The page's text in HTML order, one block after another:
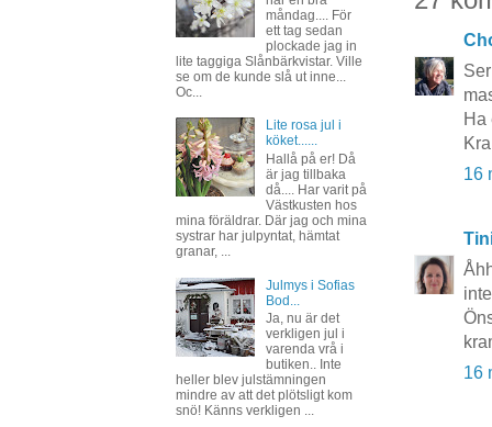
Ha
16
16
måndag.... För
ett tag sedan
plockade jag in
lite taggiga Slånbärkvistar. Ville
se om de kunde slå ut inne...
Oc...
Lite rosa jul i
köket......
Hallå på er! Då
är jag tillbaka
då.... Har varit på
Västkusten hos
mina föräldrar. Där jag och mina
systrar har julpyntat, hämtat
granar, ...
Julmys i Sofias
Bod...
Ja, nu är det
verkligen jul i
varenda vrå i
butiken.. Inte
heller blev julstämningen
mindre av att det plötsligt kom
snö! Känns verkligen ...